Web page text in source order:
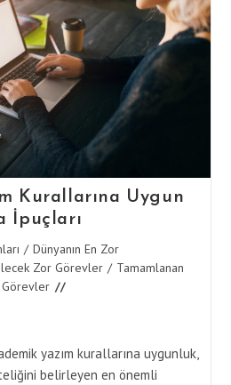
Kurallarına Uygun
İpuçları
/ Dünyanın En Zor
Zor Görevler / Tamamlanan
Görevler
yazım kurallarına uygunluk,
belirleyen en önemli